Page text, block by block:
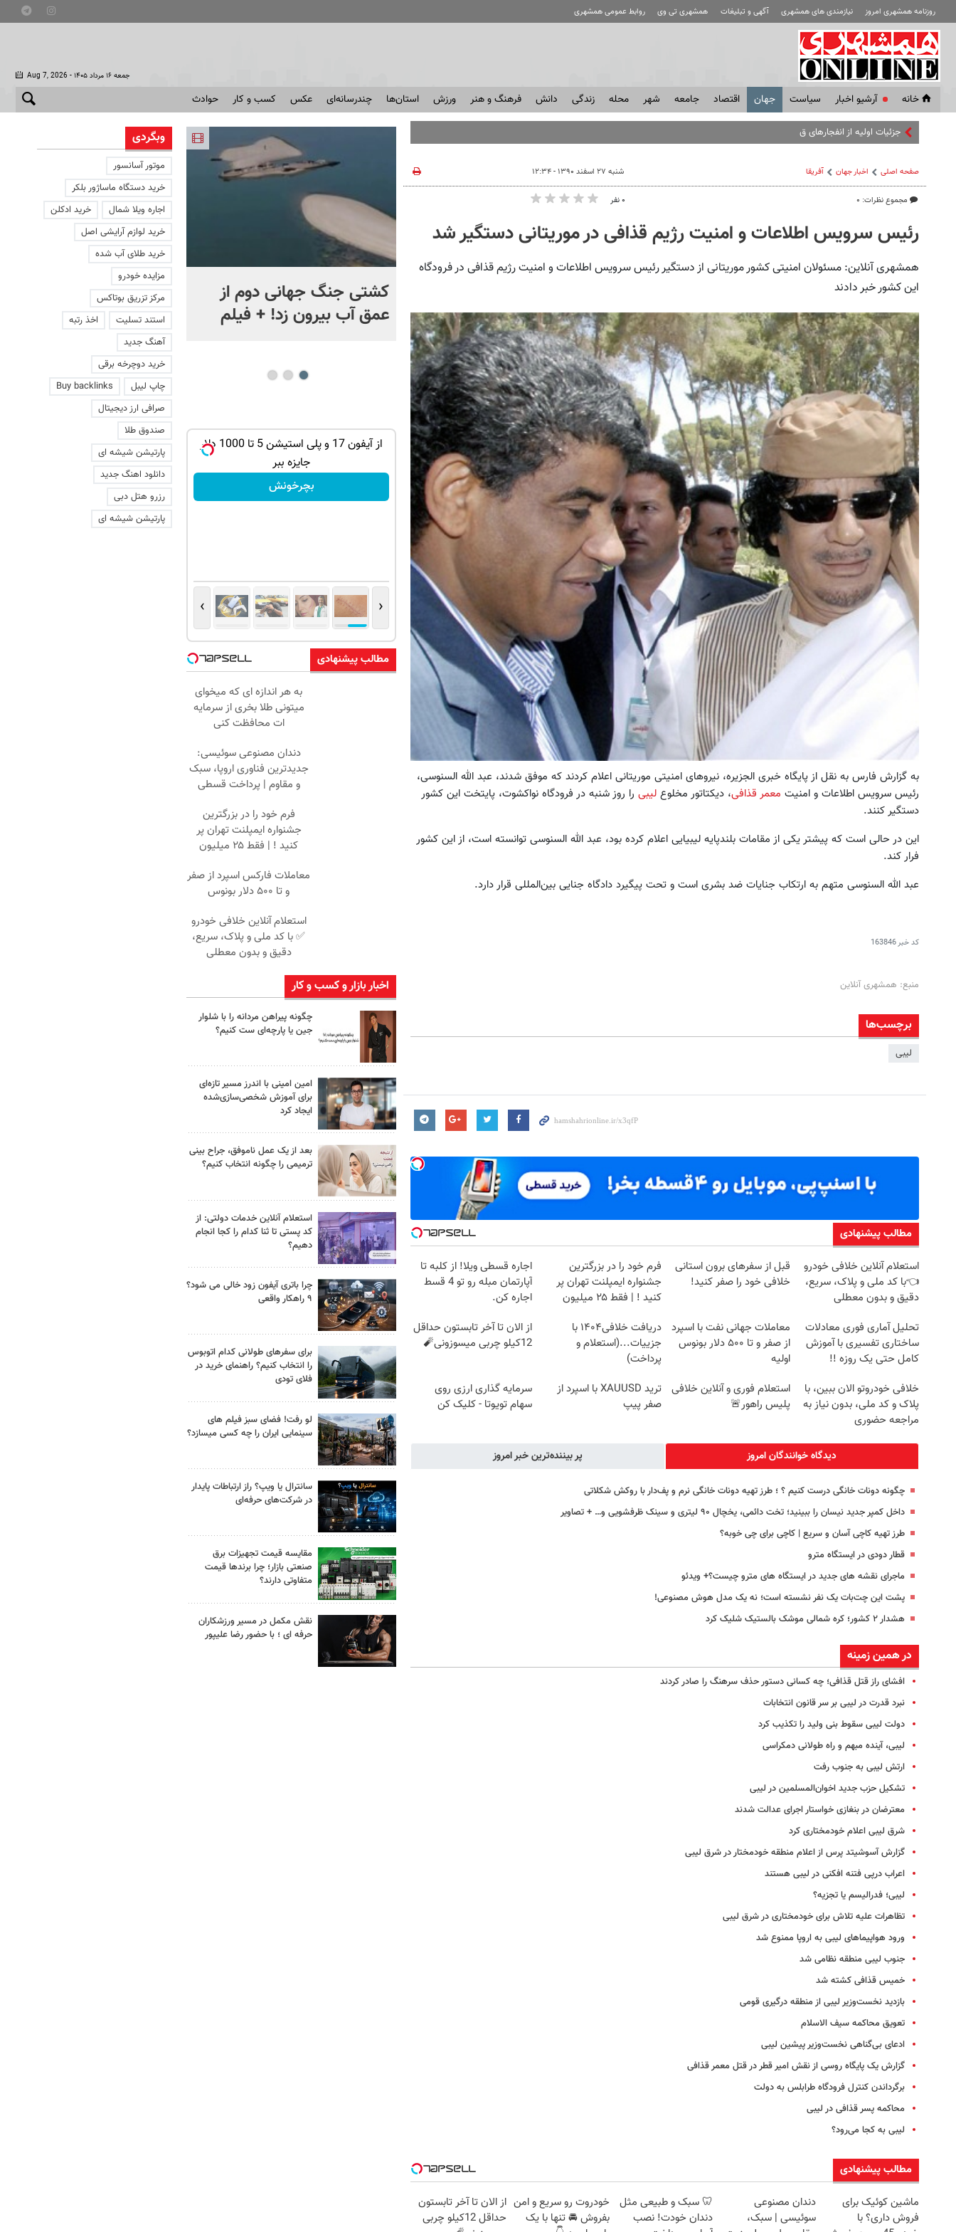
روزنامه همشهری امروز نیازمندی های همشهری آگهی و تبلیغات همشهری تی وی روابط عمومی همشهری
Aug 7, 2026 - جمعه ۱۶ مرداد ۱۴۰۵
خانه آرشیو اخبار سياست جهان اقتصاد جامعه شهر محله زندگی دانش فرهنگ و هنر ورزش استان‌ها چندرسانه‌ای عکس کسب و کار حوادث
جزئیات اولیه از انفجارهای قشم
صفحه اصلی اخبار جهان آفریقا
مجموع نظرات: ۰
شنبه ۲۷ اسفند ۱۳۹۰ - ۱۲:۳۴
۰ نفر
رئیس سرویس اطلاعات و امنیت رژیم قذافی در موریتانی دستگیر شد
همشهری آنلاین: مسئولان امنیتی کشور موریتانی از دستگیر رئیس سرویس اطلاعات و امنیت رژیم قذافی در فرودگاه
این کشور خبر دادند
به گزارش فارس به نقل از پایگاه خبری الجزیره، نیروهای امنیتی موریتانی اعلام کردند که موفق شدند، عبد الله السنوسی،
رئیس سرویس اطلاعات و امنیت معمر قذافی، دیکتاتور مخلوع لیبی را روز شنبه در فرودگاه نواکشوت، پایتخت این کشور
دستگیر کنند.
این در حالی است که پیشتر یکی از مقامات بلندپایه لیبیایی اعلام کرده بود، عبد الله السنوسی توانسته است، از این کشور
فرار کند.
عبد الله السنوسی متهم به ارتکاب جنایات‌ ضد بشری است و تحت پیگیرد دادگاه جنایی بین‌المللی قرار دارد.
کد خبر163846
منبع: همشهری آنلاین
برچسب‌ها
لیبی
مطالب پیشنهادی
استعلام آنلاین خلافی خودرو
👈با کد ملی و پلاک، سریع،
دقیق و بدون معطلی
قبل از سفرهای برون استانی
خلافی خود را صفر کنید!
فرم خود را در بزرگترین
جشنواره ایمپلنت تهران پر
کنید ! | فقط ۲۵ میلیون
اجاره‌ قسطی ویلا! از کلبه تا
آپارتمان مبله رو تو 4 قسط
اجاره کن.
تحلیل آماری فوری معادلات
ساختاری تفسیری با آموزش
کامل حتی یک روزه !!
معاملات جهانی نفت با اسپرد
از صفر و تا ۵۰۰ دلار بونوس
اولیه
دریافت خلافی۱۴۰۴ با
جزییات...(استعلام و
پرداخت)
از الان تا آخر تابستون حداقل
12کیلو چربی میسوزونی🧨
خلافی خودروتو الان ببین، با
پلاک و کد ملی، بدون نیاز به
مراجعه حضوری
استعلام فوری و آنلاین خلافی
پلیس راهور🚨
ترید XAUUSD با اسپرد از
صفر پیپ
سرمایه گذاری ارزی روی
سهام تویوتا - کلیک کن
دیدگاه خوانندگان امروز پر بیننده‌ترین خبر امروز
چگونه دونات خانگی درست کنیم ؟ ؛ طرز تهیه دونات خانگی نرم و پف‌دار با روکش شکلاتی
داخل کمپر جدید نیسان را ببینید؛ تخت دائمی، یخچال ۹۰ لیتری و سینک ظرفشویی و… + تصاویر
طرز تهیه کاچی آسان و سریع | کاچی برای چی خوبه؟
قطار دودی در ایستگاه مترو
ماجرای نقشه های جدید در ایستگاه های مترو چیست؟+ ویدئو
پشت این چت‌بات یک نفر نشسته است؛ نه یک مدل هوش مصنوعی!
هشدار ۲ کشور؛ کره شمالی موشک بالستیک شلیک کرد
در همین زمینه
افشای راز قتل قذافی؛ چه کسانی دستور حذف سرهنگ را صادر کردند
نبرد قدرت در لیبی بر سر قانون انتخابات
دولت لیبی سقوط بنی ولید را تکذیب کرد
لیبی، آینده مبهم و راه طولانی دمکراسی
ارتش لیبی به جنوب رفت
تشکیل حزب جدید اخوان‌المسلمین در لیبی
معترضان در بنغازی خواستار اجرای عدالت شدند
شرق لیبی اعلام خودمختاری کرد‌
گزارش آسوشیتد پرس از اعلام منطقه خودمختار در شرق لیبی
اعراب درپی فتنه افکنی در لیبی هستند
لیبی؛ فدرالیسم یا تجزیه؟
تظاهرات علیه تلاش‌ برای خودمختاری در شرق لیبی
ورود هواپیماهای لیبی به اروپا ممنوع شد
جنوب لیبی منطقه نظامی شد
خمیس قذافی کشته شد
بازدید نخست‌وزیر لیبی از منطقه درگیری قومی
تعویق محاکمه سیف الاسلام
ادعای بی‌گناهی نخست‌وزیر پیشین لیبی
گزارش یک پایگاه روسی از نقش امیر قطر در قتل معمر قذافی
برگرداندن کنترل فرودگاه طرابلس به دولت
محاکمه پسر قذافی در لیبی
لیبی به کجا می‌رود؟
مطالب پیشنهادی
ماشین کوئیک برای
فروش داری؟ با
دندان مصنوعی
سوئیسی | سبک،
🦷 سبک و طبیعی مثل
دندان خودت! نصب
خودروت رو سریع و امن
بفروش 🚘 تنها با یک
از الان تا آخر تابستون
حداقل 12کیلو چربی
خارج شد...
کشتی‌ جنگ جهانی دوم از
عمق آب بیرون زد! + فیلم
افشای اطلاعات برای ترور
بارون ترامپ | ماجرای قرار
عاشقانه با یک زن
جای بخیه داری؟؟ فقط در 3 هفته ترمیمش
کن!😍
کلیک کن!
برای اولین بار در ایران🇮🇷 این دکتر کرم
ترمیم کننده 23 روزه ساخت!
کلیک کن!
تو تابستون بوی عرق میگیری؟! اینجوری
درمانش کن!!
دریافت تخفیف
از آیفون 17 و پلی استیشن 5 تا 1000 دلار
جایزه ببر
بچرخونش
‹
›
مطالب پیشنهادی
به هر اندازه ای که میخوای
میتونی طلا بخری از سرمایه
ات محافظت کنی
دندان مصنوعی سوئیسی:
جدیدترین فناوری اروپا، سبک
و مقاوم | پرداخت قسطی
فرم خود را در بزرگترین
جشنواره ایمپلنت تهران پر
کنید ! | فقط ۲۵ میلیون
معاملات فارکس اسپرد از صفر
و تا ۵۰۰ دلار بونوس
استعلام آنلاین خلافی خودرو
✅ با کد ملی و پلاک، سریع،
دقیق و بدون معطلی
اخبار بازار و کسب و کار
چگونه پیراهن مردانه را با شلوار
جین یا پارچه‌ای ست کنیم؟
امین امینی با اندرز مسیر تازه‌ای
برای آموزش شخصی‌سازی‌شده
ایجاد کرد
بعد از یک عمل ناموفق، جراح بینی
ترمیمی را چگونه انتخاب کنیم؟
استعلام آنلاین خدمات دولتی: از
کد پستی تا ثنا کدام را کجا انجام
دهیم؟
چرا باتری آیفون زود خالی می شود؟
۹ راهکار واقعی
برای سفرهای طولانی کدام اتوبوس
را انتخاب کنیم؟ راهنمای خرید در
فلای تودی
لو رفت! فضای سبز فیلم های
سینمایی ایران را چه کسی میسازد؟
سانترال یا ویپ؟ راز ارتباطات پایدار
در شرکت‌های حرفه‌ای
مقایسه قیمت تجهیزات برق
صنعتی بازار؛ چرا برندها قیمت
متفاوتی دارند؟
نقش مکمل در مسیر ورزشکاران
حرفه ای ؛ با حضور رضا علیپور
وبگردی
موتور آسانسور
خرید دستگاه ماساژور بلکر
اجاره ویلا شمال
خرید ادکلن
خرید لوازم آرایشی اصل
خرید طلای آب شده
مزایده خودرو
مرکز تزریق بوتاکس
استند تسلیت
اخذ رتبه
آهنگ جدید
خرید دوچرخه برقی
چاپ لیبل
Buy backlinks
صرافی ارز دیجیتال
صندوق طلا
پارتیشن شیشه ای
دانلود اهنگ جدید
رزرو هتل دبی
پارتیشن شیشه ای